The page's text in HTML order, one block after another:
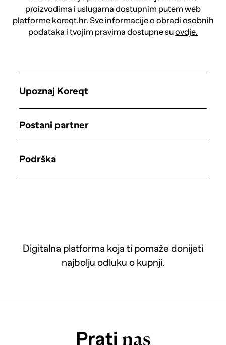
proizvodima i uslugama dostupnim putem web
platforme koreqt.hr. Sve informacije o obradi osobnih
podataka i tvojim pravima dostupne suovdje.
Digitalna platforma koja ti pomaže donijeti
najbolju odluku o kupnji.
Upoznaj Koreqt
Postani partner
Podrška
Prati nas